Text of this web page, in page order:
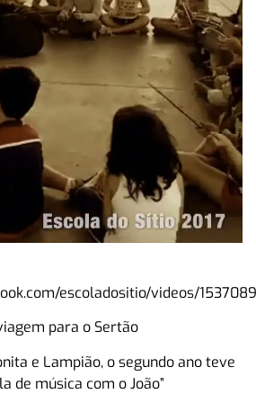
escoladositio/videos/
para o Sertão
e Lampião, o segundo ano teve
de música com o João”